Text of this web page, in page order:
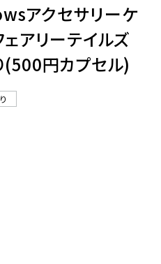
7659
アクセサリーケ
ェアリーテイルズ
(500円カプセル)